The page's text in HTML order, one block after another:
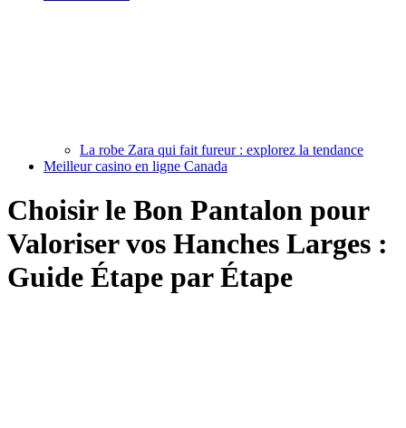
La robe Zara qui fait fureur : explorez la tendance
Meilleur casino en ligne Canada
Choisir le Bon Pantalon pour
Valoriser vos Hanches Larges :
Guide Étape par Étape